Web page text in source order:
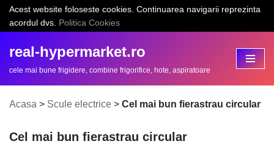
Sari
conținut
Acest website foloseste cookies. Continuarea navigarii reprezinta
acordul dvs. Politica Cookies
real-hypermarket.ro
cele mai bune frigidere, combine frigorifice, hote, aspiratoare
Acasa > Scule electrice > Cel mai bun fierastrau circular
Cel mai bun fierastrau circular